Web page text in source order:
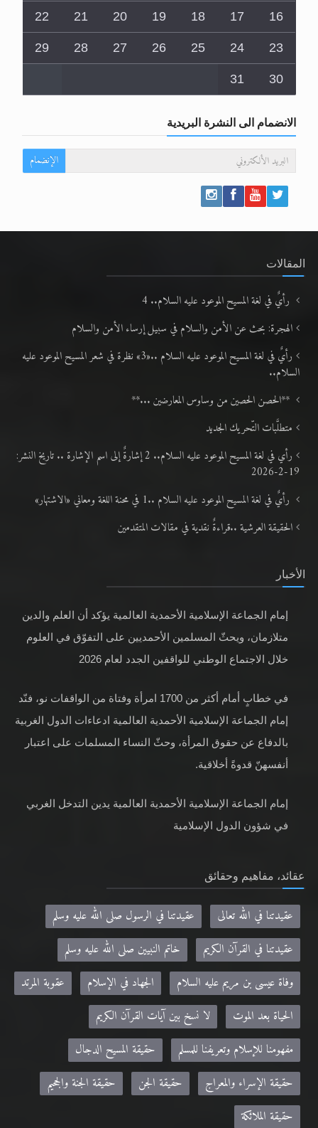
16
17
18
19
20
21
22
23
24
25
26
27
28
29
30
31
الانضمام الى النشرة البريدية
الإنضمام
المقالات
رأيٌ في لغة المسيح الموعود عليه السلام.. 4
الهجرة: بحث عن الأمن والسلام في سبيل إرساء الأمن والسلام
رأيٌ في لغة المسيح الموعود عليه السلام ..«3» نظرة في شعر المسيح الموعود عليه
السلام..
**الحصن الحصين من وساوس المعارضين ...**
متطلَّبات التّحريك الجديد
رأي في لغة المسيح الموعود عليه السلام.. 2 إشارةٌ إلى اسم الإشارة .. تاريخ النشر:
19-2-2026
رأيٌ في لغة المسيح الموعود عليه السلام ..1 في محنة اللغة ومعاني «الاشتهار»
الحقيقة العرشية ..قراءةٌ نقدية في مقالات المتقدمين
الأخبار
إمام الجماعة الإسلامية الأحمدية العالمية يؤكد أن العلم والدين
متلازمان، ويحثّ المسلمين الأحمديين على التفوّق في العلوم
خلال الاجتماع الوطني للواقفين الجدد لعام 2026
في خطابٍ أمام أكثر من 1700 امرأة وفتاة من الواقفات نو، فنّد
إمام الجماعة الإسلامية الأحمدية العالمية ادعاءات الدول الغربية
بالدفاع عن حقوق المرأة، وحثّ النساء المسلمات على اعتبار
أنفسهنّ قدوةً أخلاقية.
إمام الجماعة الإسلامية الأحمدية العالمية يدين التدخل الغربي
في شؤون الدول الإسلامية
عقائد، مفاهيم وحقائق
عقيدتنا في الله تعالى
عقيدتنا في الرسول صلى الله عليه وسلم
عقيدتنا في القرآن الكريم
خاتم النبيين صلى الله عليه وسلم
وفاة عيسى بن مريم عليه السلام
الجهاد في الإسلام
عقوبة المرتد
الحياة بعد الموت
لا نسخ بين آيات القرآن الكريم
مفهومنا للإسلام وتعريفنا للمسلم
حقيقة المسيح الدجال
حقيقة الإسراء والمعراج
حقيقة الجن
حقيقة الجنة والجحيم
حقيقة الملائكة